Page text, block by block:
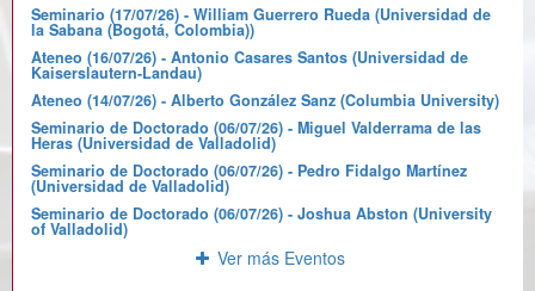
Seminario (17/07/26) - William Guerrero Rueda (Universidad de
la Sabana (Bogotá, Colombia))
Ateneo (16/07/26) - Antonio Casares Santos (Universidad de
Kaiserslautern-Landau)
Ateneo (14/07/26) - Alberto González Sanz (Columbia University)
Seminario de Doctorado (06/07/26) - Miguel Valderrama de las
Heras (Universidad de Valladolid)
Seminario de Doctorado (06/07/26) - Pedro Fidalgo Martínez
(Universidad de Valladolid)
Seminario de Doctorado (06/07/26) - Joshua Abston (University
of Valladolid)
Ver más Eventos